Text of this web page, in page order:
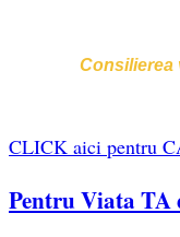
Consilierea
CLICK aici pentru
Pentru Viata TA